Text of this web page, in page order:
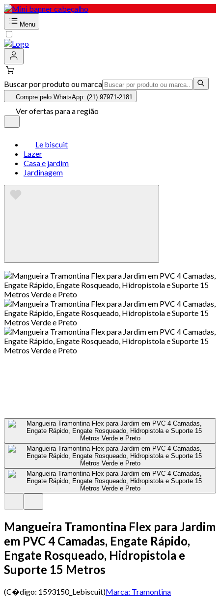
Menu
Buscar por produto ou marca
Compre pelo WhatsApp: (21) 97971-2181
Ver ofertas para a região
Le biscuit
Lazer
Casa e jardim
Jardinagem
Mangueira Tramontina Flex para Jardim
em PVC 4 Camadas, Engate Rápido,
Engate Rosqueado, Hidropistola e
Suporte 15 Metros
(C�digo: 1593150_Lebiscuit)Marca: Tramontina